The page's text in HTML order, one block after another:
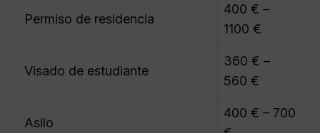
Permiso de residencia
400 € –
1100 €
Visado de estudiante
360 € –
560 €
Asilo
400 € – 700